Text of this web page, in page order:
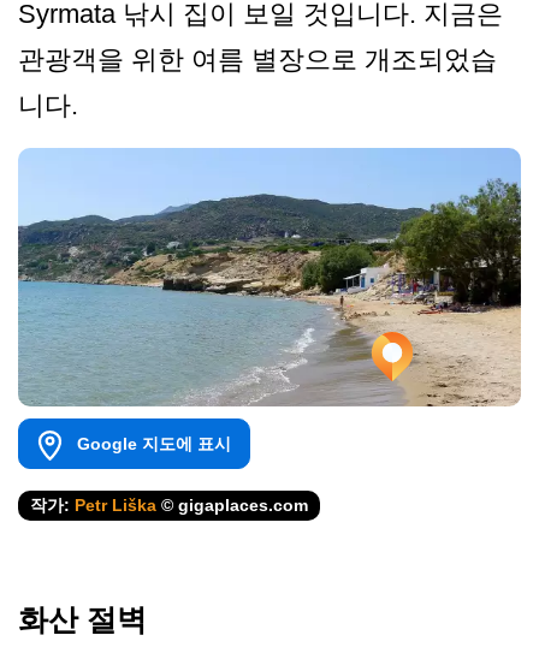
Syrmata 낚시 집이 보일 것입니다. 지금은
관광객을 위한 여름 별장으로 개조되었습
니다.
Google 지도에 표시
작가: Petr Liška © gigaplaces.com
화산 절벽